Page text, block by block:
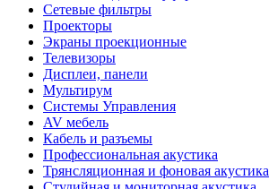
Сетевые фильтры
Проекторы
Экраны проекционные
Телевизоры
Дисплеи, панели
Мультирум
Системы Управления
AV мебель
Кабель и разъемы
Профессиональная акустика
Трянсляционная и фоновая акустика